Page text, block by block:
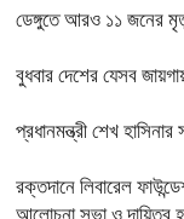
ডেঙ্গুতে আরও ১১ জনের
বুধবার দেশের যেসব
প্রধানমন্ত্রী শেখ
রক্তদানে লিবারেল